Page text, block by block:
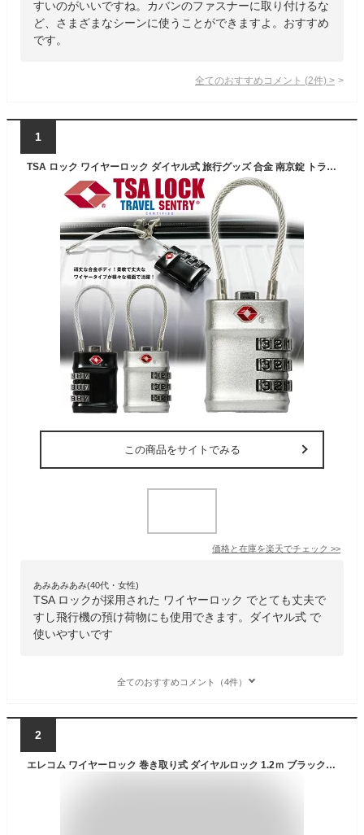
すいのがいいですね。カバンのファスナーに取り付けるな
ど、さまざまなシーンに使うことができますよ。おすすめ
です。
全てのおすすめコメント (2件) >
1
TSA ロック ワイヤーロック ダイヤル式 旅行グッズ 合金 南京錠 トランクケース 鍵 スーツケース メール便 旅行用品【送料無料】【tsa-526】
この商品をサイトでみる
価格と在庫を楽天でチェック >>
あみあみあみ(40代・女性)
TSA ロックが採用された ワイヤーロック でとても丈夫で
すし飛行機の預け荷物にも使用できます。ダイヤル式 で
使いやすいです
全てのおすすめコメント（4件）
2
エレコム ワイヤーロック 巻き取り式 ダイヤルロック 1.2ｍ ブラック ESL-ECWR004BK